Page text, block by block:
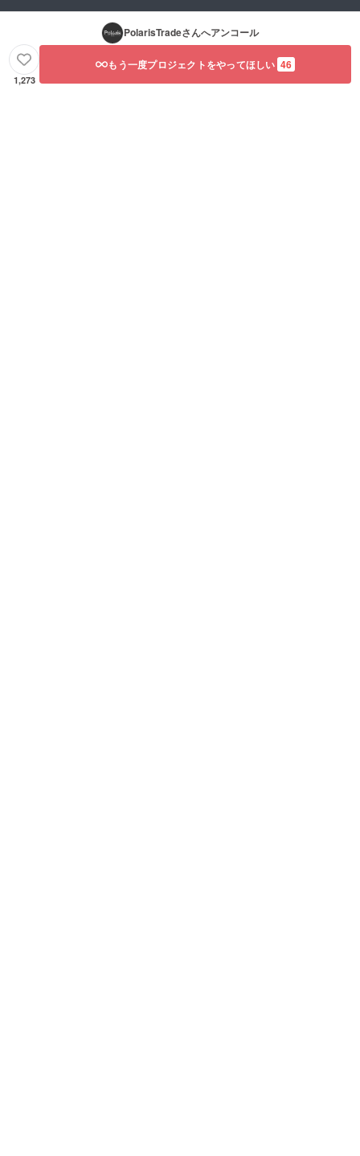
PolarisTradeさんへアンコール
1,273
もう一度プロジェクトをやってほしい 46